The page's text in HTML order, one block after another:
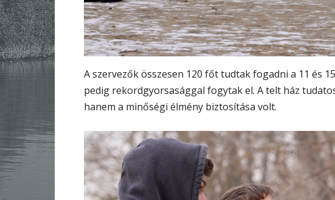
A szervezők összesen 120 főt tudtak fogadni a 11 és
pedig rekordgyorsasággal fogytak el. A telt ház
hanem a minőségi élmény biztosítása volt.